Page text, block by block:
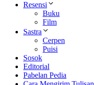
Resensi
Buku
Film
Sastra
Cerpen
Puisi
Sosok
Editorial
Pabelan Pedia